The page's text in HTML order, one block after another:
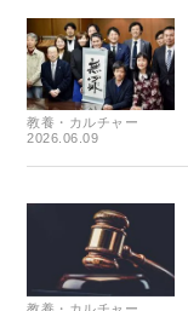
教養・カルチャー
2026.06.09